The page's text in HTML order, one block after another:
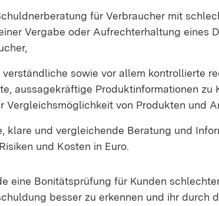
für Verbraucher mit
Vergabe oder Aufrechterhaltung eines
verständliche sowie vor allem kontrollierte
aussagekräftige Produktinformationen zu
Vergleichsmöglichkeit von Produkten und
klare und vergleichende Beratung und
und Kosten in Euro.
eine Bonitätsprüfung für Kunden
besser zu erkennen und ihr durch